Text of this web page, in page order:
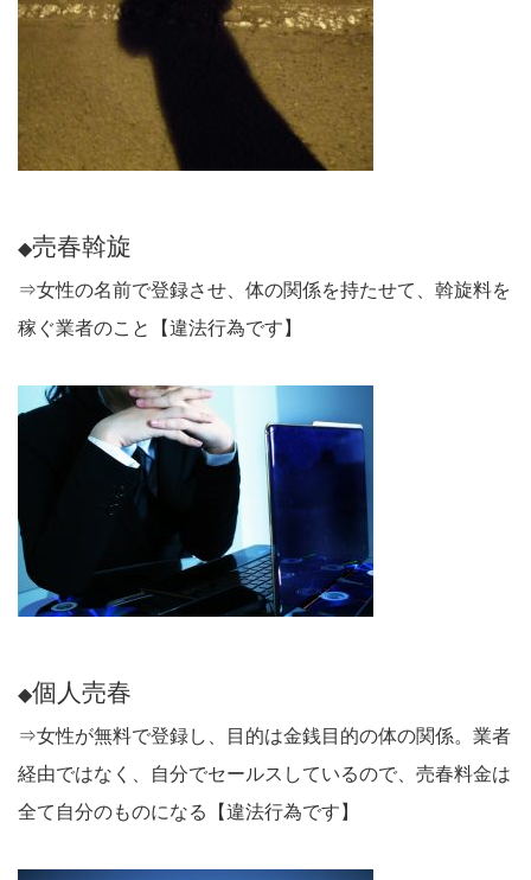
◆売春斡旋
⇒女性の名前で登録させ、体の関係を持たせて、斡旋料を
稼ぐ業者のこと【違法行為です】
◆個人売春
⇒女性が無料で登録し、目的は金銭目的の体の関係。業者
経由ではなく、自分でセールスしているので、売春料金は
全て自分のものになる【違法行為です】